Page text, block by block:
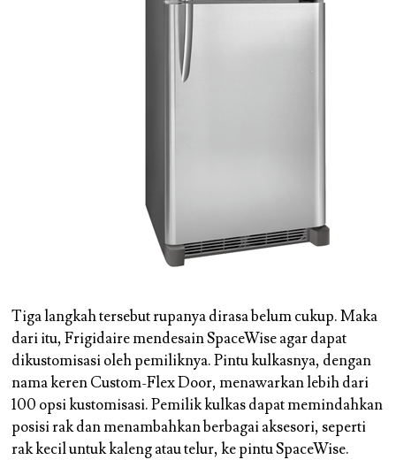
Tiga langkah tersebut rupanya dirasa belum cukup. Maka
dari itu, Frigidaire mendesain SpaceWise agar dapat
dikustomisasi oleh pemiliknya. Pintu kulkasnya, dengan
nama keren Custom-Flex Door, menawarkan lebih dari
100 opsi kustomisasi. Pemilik kulkas dapat memindahkan
posisi rak dan menambahkan berbagai aksesori, seperti
rak kecil untuk kaleng atau telur, ke pintu SpaceWise.